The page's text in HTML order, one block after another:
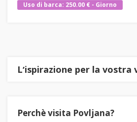
Uso di barca: 250.00 € - Giorno
Lʼispirazione per la vostra
Perchè visita Povljana?